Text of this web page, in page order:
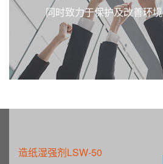
同时致力于保护及改善环境
造纸湿强剂LSW-50